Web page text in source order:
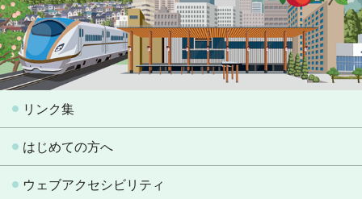
リンク集
はじめての方へ
ウェブアクセシビリティ